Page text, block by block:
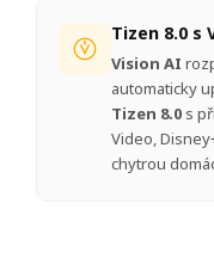
Tizen 8.0 s
Vision AI
automaticky
Tizen 8.0 s
Video,
chytrou